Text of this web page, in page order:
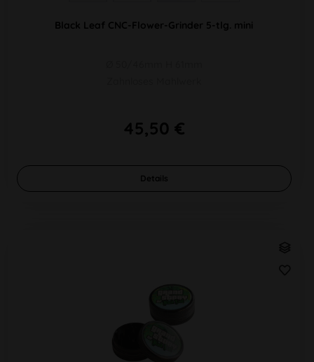
Black Leaf CNC-Flower-Grinder 5-tlg. mini
45,50 €
Details